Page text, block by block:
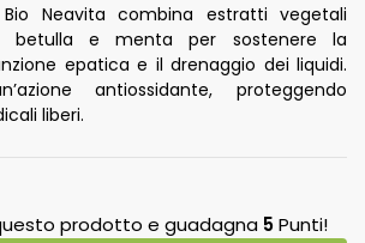
Neavita combina estratti vegetali
betulla e menta per sostenere la
epatica e il drenaggio dei liquidi.
antiossidante, proteggendo
liberi.
prodotto e guadagna 5Punti!